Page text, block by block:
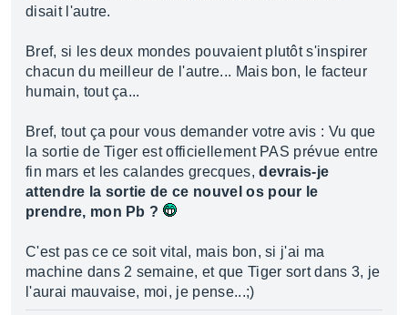
disait l'autre.
Bref, si les deux mondes pouvaient plutôt s'inspirer
chacun du meilleur de l'autre... Mais bon, le facteur
humain, tout ça...
Bref, tout ça pour vous demander votre avis : Vu que
la sortie de Tiger est officiellement PAS prévue entre
fin mars et les calandes grecques,devrais-je
attendre la sortie de ce nouvel os pour le
prendre, mon Pb ?
C'est pas ce ce soit vital, mais bon, si j'ai ma
machine dans 2 semaine, et que Tiger sort dans 3, je
l'aurai mauvaise, moi, je pense...;)